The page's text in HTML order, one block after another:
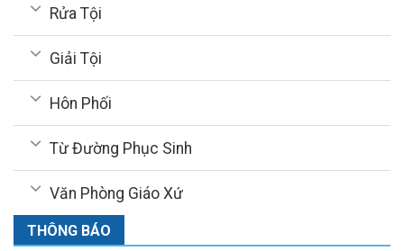
Rửa Tội
Giải Tội
Hôn Phối
Từ Đường Phục Sinh
Văn Phòng Giáo Xứ
THÔNG BÁO